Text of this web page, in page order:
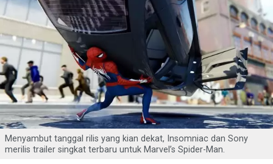
Menyambut tanggal rilis yang kian dekat, Insomniac dan Sony
merilis trailer singkat terbaru untuk Marvel’s Spider-Man.